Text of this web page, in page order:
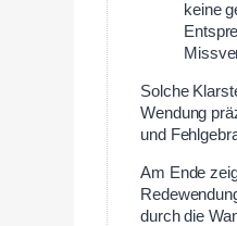
keine
Solche
Wendung
und
Am Ende
durch die